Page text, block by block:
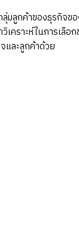
ลูกค้าของธุรกิจข
คราะห์ในการเลือ
และลูกค้าด้วย